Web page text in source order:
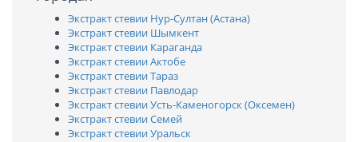
Экстракт стевии Нур-Султан (Астана)
Экстракт стевии Шымкент
Экстракт стевии Караганда
Экстракт стевии Актобе
Экстракт стевии Тараз
Экстракт стевии Павлодар
Экстракт стевии Усть-Каменогорск (Оксемен)
Экстракт стевии Семей
Экстракт стевии Уральск